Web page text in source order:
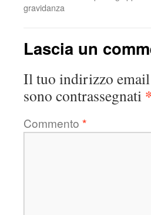
gravidanza
Lascia un
Il tuo indirizzo
sono contrassegnati
Commento *